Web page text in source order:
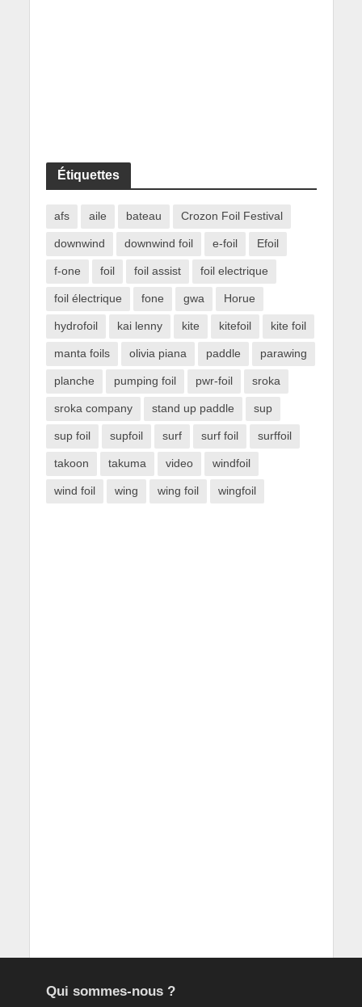
Étiquettes
afs aile bateau Crozon Foil Festival
downwind downwind foil e-foil Efoil
f-one foil foil assist foil electrique
foil électrique fone gwa Horue
hydrofoil kai lenny kite kitefoil kite foil
manta foils olivia piana paddle parawing
planche pumping foil pwr-foil sroka
sroka company stand up paddle sup
sup foil supfoil surf surf foil surffoil
takoon takuma video windfoil
wind foil wing wing foil wingfoil
Qui sommes-nous ?